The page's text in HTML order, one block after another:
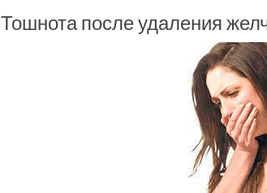
Тошнота после удаления